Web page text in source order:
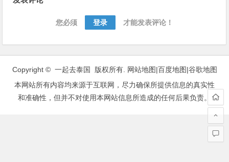
您必须 登录 才能发表评论！
Copyright © 一起去泰国 版权所有. 网站地图|百度地图|谷歌地图
本网站所有内容均来源于互联网，尽力确保所提供信息的真实性
和准确性，但并不对使用本网站信息所造成的任何后果负责。